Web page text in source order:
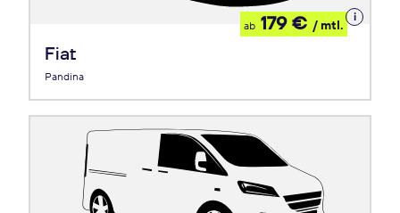
Fiat
Pandina
ab 179 € / mtl.
Details
zum